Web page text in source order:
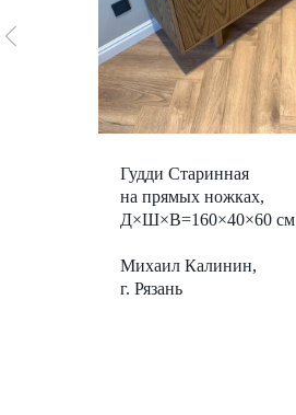
Гудди Старинная
на прямых ножках,
Д×Ш×В=160×40×60 см
Михаил Калинин,
г. Рязань